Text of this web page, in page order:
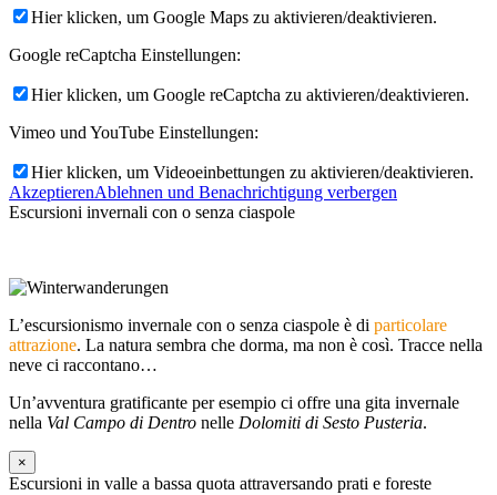
Hier klicken, um Google Maps zu aktivieren/deaktivieren.
Google reCaptcha Einstellungen:
Hier klicken, um Google reCaptcha zu aktivieren/deaktivieren.
Vimeo und YouTube Einstellungen:
Hier klicken, um Videoeinbettungen zu aktivieren/deaktivieren.
AkzeptierenAblehnen und Benachrichtigung verbergen
Escursioni invernali con o senza ciaspole
L’escursionismo invernale con o senza ciaspole è di particolare
attrazione. La natura sembra che dorma, ma non è così. Tracce nella
neve ci raccontano…
Un’avventura gratificante per esempio ci offre una gita invernale
nella Val Campo di Dentro nelle Dolomiti di Sesto Pusteria.
×
Escursioni in valle a bassa quota attraversando prati e foreste